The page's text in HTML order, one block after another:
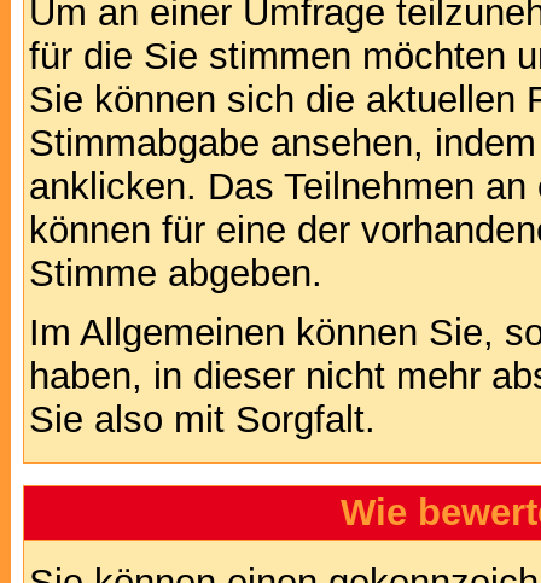
Um an einer Umfrage
für die Sie stimmen möchten
Sie können sich die aktuellen
Stimmabgabe ansehen,
anklicken. Das Teilnehmen
können für eine der
Stimme abgeben.
Im Allgemeinen können Sie,
haben, in dieser nicht mehr
Sie also mit Sorgfalt.
Wie